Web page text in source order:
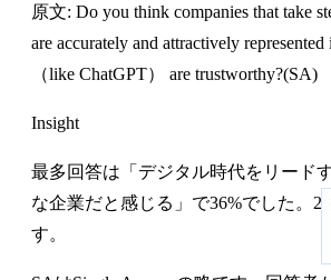
原文: Do you think companies that take
are accurately and attractively
（like ChatGPT） are trustworthy?(SA)
Insight
最多回答は「デジタル時代をリード
な企業だと感じる」で36%でした。2
す。